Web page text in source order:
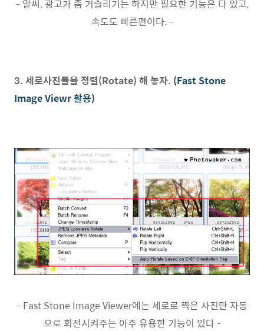
- 알씨. 광고가 좀 거슬리기는 하지만 필요한 기능은 다 있고,
속도도 빠른편이다. -
3. 세로사진들을 정렬(Rotate) 해 놓자. (Fast Stone
Image Viewr 활용)
- Fast Stone Image Viewer에는 세로로 찍은 사진만 자동
으로 회전시켜주는 아주 유용한 기능이 있다 -